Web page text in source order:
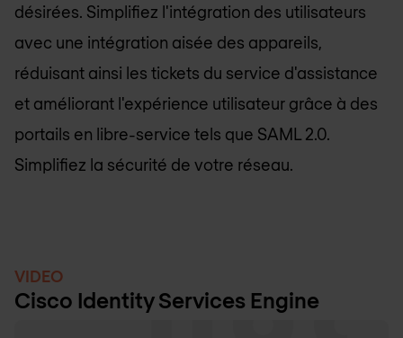
désirées. Simplifiez l'intégration des utilisateurs
avec une intégration aisée des appareils,
réduisant ainsi les tickets du service d'assistance
et améliorant l'expérience utilisateur grâce à des
portails en libre-service tels que SAML 2.0.
Simplifiez la sécurité de votre réseau.
VIDEO
Cisco Identity Services Engine